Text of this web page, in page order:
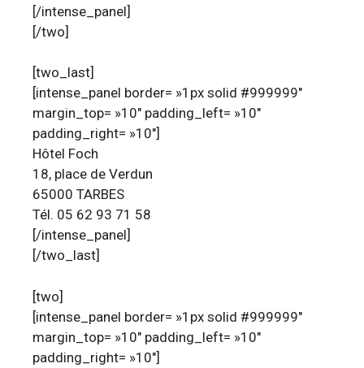
[/intense_panel]
[/two]
[two_last]
[intense_panel border= »1px solid #999999″
margin_top= »10″ padding_left= »10″
padding_right= »10″]
Hôtel Foch
18, place de Verdun
65000 TARBES
Tél. 05 62 93 71 58
[/intense_panel]
[/two_last]
[two]
[intense_panel border= »1px solid #999999″
margin_top= »10″ padding_left= »10″
padding_right= »10″]